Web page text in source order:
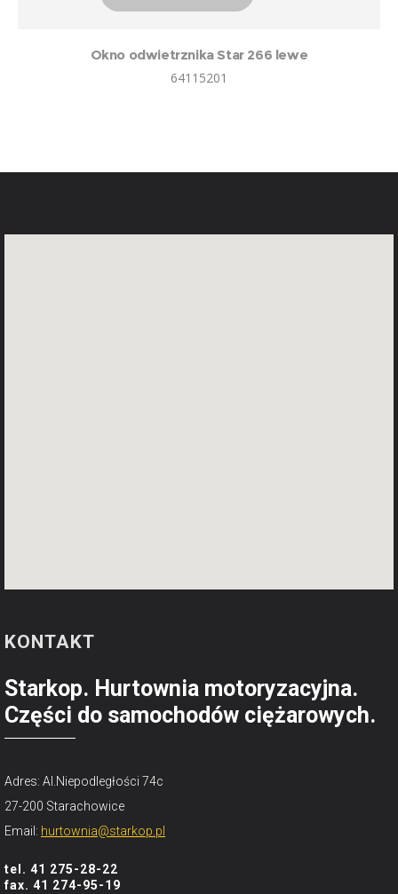
Okno odwietrznika Star 266 lewe
64115201
KONTAKT
Starkop. Hurtownia motoryzacyjna.
Części do samochodów ciężarowych.
Adres: Al.Niepodległości 74c
27-200 Starachowice
Email: hurtownia@starkop.pl
tel. 41 275-28-22
fax. 41 274-95-19